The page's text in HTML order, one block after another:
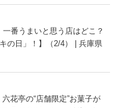
番うまいと思う店はどこ？
の日」！】（2/4） | 兵庫県
花亭の“店舗限定”お菓子が